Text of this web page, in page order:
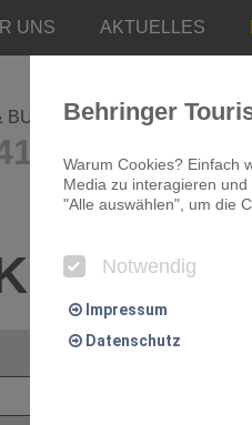
UNS AKTUELLES
BUCHUNG
9681-0
Behringer
Warum Cookies? Einfach
Media zu interagieren
"Alle auswählen", um die
Notwendig
Impressum
Datenschutz